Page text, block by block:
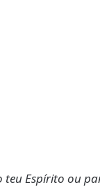
teu Espírito ou